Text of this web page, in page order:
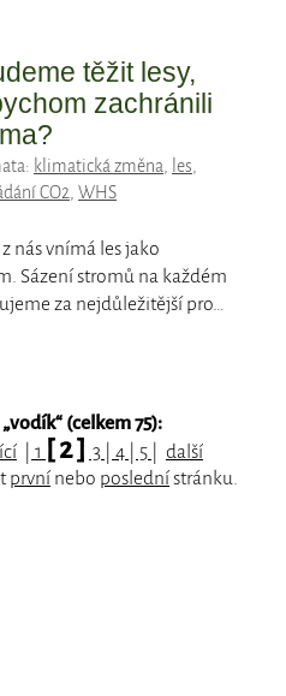
těžit lesy,
zachránili
klimatická změna, les,
CO2, WHS
nás vnímá les jako
Sázení stromů na každém
za nejdůležitější pro…
vodík“ (celkem 75):
1 [ 2 ] 3 4 5
další
první nebo poslednístránku.